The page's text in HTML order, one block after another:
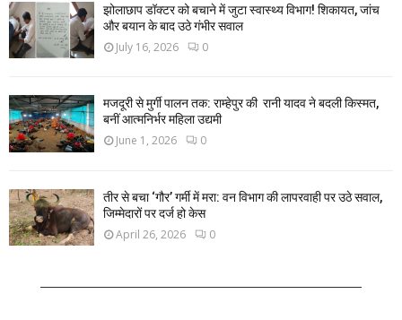
झोलाछाप डॉक्टर को बचाने में जुटा स्वास्थ्य विभाग! शिकायत, जांच
और बयान के बाद उठे गंभीर सवाल
July 16, 2026 0
मजदूरी से मुर्गी पालन तक: राम्हेपुर की रानी यादव ने बदली किस्मत,
बनीं आत्मनिर्भर महिला उद्यमी
June 1, 2026 0
तीर से बचा ‘गौर’ गर्मी में मरा: वन विभाग की लापरवाही पर उठे सवाल,
जिम्मेदारों पर दर्ज हो केस
April 26, 2026 0